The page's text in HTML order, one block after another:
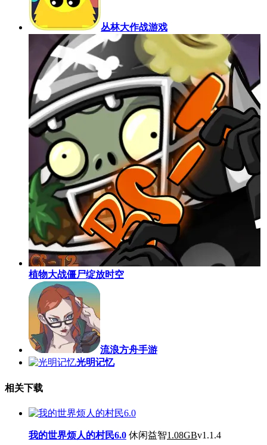
丛林大作战游戏
植物大战僵尸绽放时空
流浪方舟手游
光明记忆
相关下载
我的世界烦人的村民6.0 休闲益智1.08GBv1.1.4